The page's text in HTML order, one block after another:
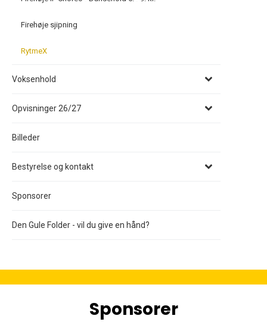
Firehøje sjipning
RytmeX
Voksenhold
Opvisninger 26/27
Billeder
Bestyrelse og kontakt
Sponsorer
Den Gule Folder - vil du give en hånd?
Sponsorer